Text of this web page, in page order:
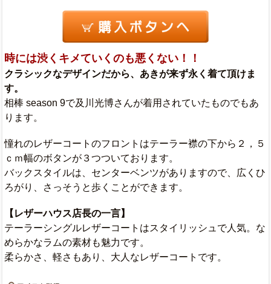
時には渋くキメていくのも悪くない！！
クラシックなデザインだから、あきが来ず永く着て頂けま
す。
相棒 season 9で及川光博さんが着用されていたものでもあ
ります。
憧れのレザーコートのフロントはテーラー襟の下から２，５
ｃｍ幅のボタンが３つついております。
バックスタイルは、センターベンツがありますので、広くひ
ろがり、さっそうと歩くことができます。
【レザーハウス店長の一言】
テーラーシングルレザーコートはスタイリッシュで人気。な
めらかなラムの素材も魅力です。
柔らかさ、軽さもあり、大人なレザーコートです。